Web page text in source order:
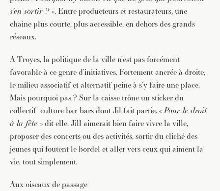
s’en sortir ? ». Entre producteurs et restaurateurs, une
chaine plus courte, plus accessible, en dehors des grands
réseaux.
A Troyes, la politique de la ville n’est pas forcément
favorable à ce genre d’initiatives. Fortement ancrée à droite,
le milieu associatif et alternatif peine à s’y faire une place.
Mais pourquoi pas ? Sur la caisse trône un sticker du
collectif culture bar-bars dont Jil fait partie. «Pour le droit
à la fête » dit elle. Jill aimerait bien faire vivre la ville,
proposer des concerts ou des activités, sortir du cliché des
jeunes qui foutent le bordel et aller vers ceux qui aiment la
vie, tout simplement.
Aux oiseaux de passage